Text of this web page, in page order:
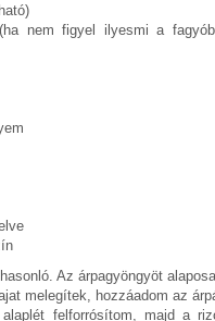
nem figyel ilyesmi a
Az árpagyöngyöt
melegítek, hozzáadom az
felforrósítom, majd a